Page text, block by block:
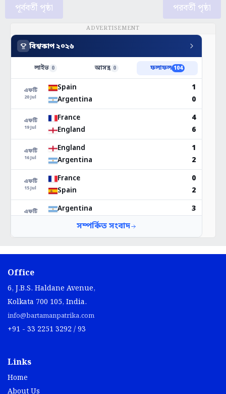
পূর্ববর্তী পৃষ্ঠা পরবর্তী পৃষ্ঠা
ADVERTISEMENT
Office
6, J.B.S. Haldane Avenue,
Kolkata 700 105, India.
info@bartamanpatrika.com
+91 - 33 2251 3292 / 93
Links
Home
About Us